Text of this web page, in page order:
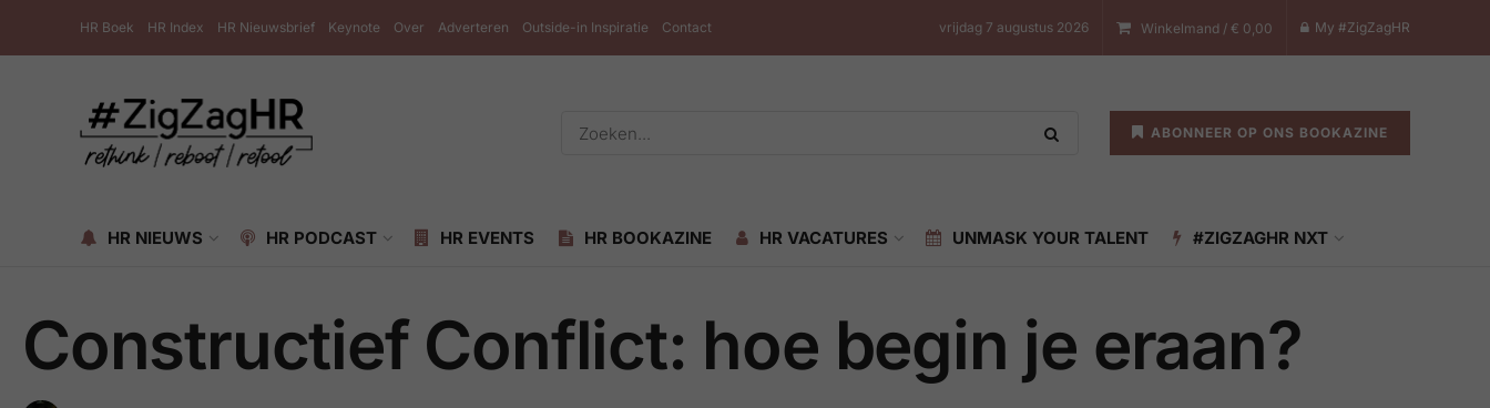
HR Boek HR Index HR Nieuwsbrief Keynote Over Adverteren Outside-in Inspiratie Contact vrijdag 7 augustus 2026 Winkelmand / € 0,00 My #ZigZagHR
ABONNEER OP ONS BOOKAZINE
HR NIEUWS HR PODCAST HR EVENTS HR BOOKAZINE HR VACATURES UNMASK YOUR TALENT #ZIGZAGHR NXT
Constructief Conflict: hoe begin je eraan?